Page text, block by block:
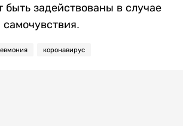
быть задействованы в случае
коронавирус